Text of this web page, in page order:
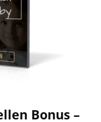
Bonus –